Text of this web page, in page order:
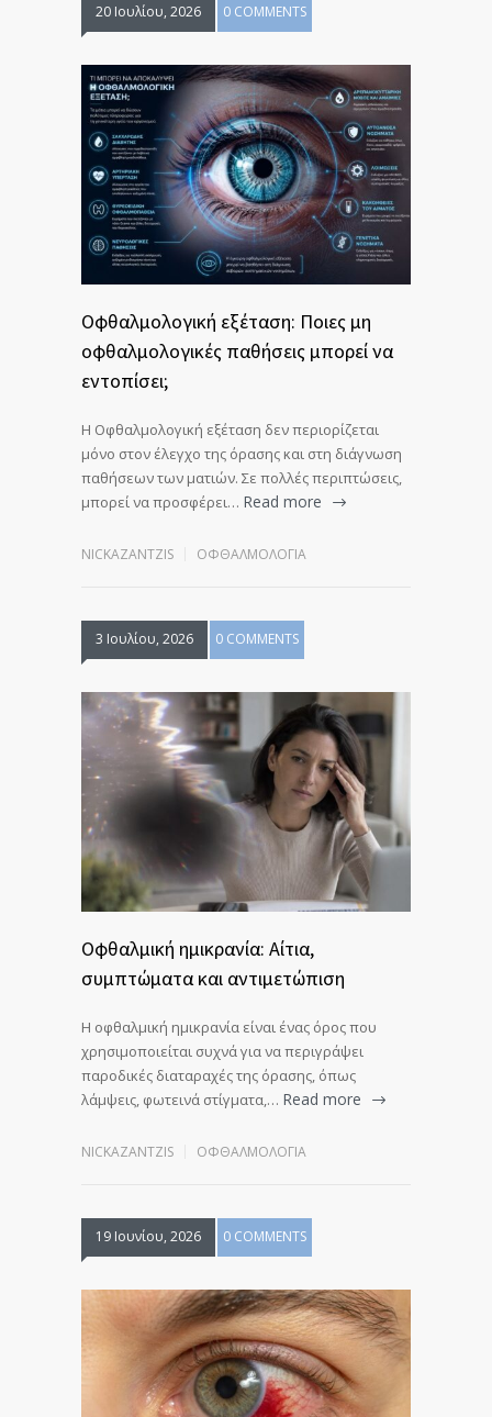
20 Ιουλίου, 2026 0 COMMENTS
Οφθαλμολογική εξέταση: Ποιες μη
οφθαλμολογικές παθήσεις μπορεί να
εντοπίσει;
Η Οφθαλμολογική εξέταση δεν περιορίζεται
μόνο στον έλεγχο της όρασης και στη διάγνωση
παθήσεων των ματιών. Σε πολλές περιπτώσεις,
μπορεί να προσφέρει… Read more
NICKAZANTZIS ΟΦΘΑΛΜΟΛΟΓΊΑ
3 Ιουλίου, 2026 0 COMMENTS
Οφθαλμική ημικρανία: Αίτια,
συμπτώματα και αντιμετώπιση
Η οφθαλμική ημικρανία είναι ένας όρος που
χρησιμοποιείται συχνά για να περιγράψει
παροδικές διαταραχές της όρασης, όπως
λάμψεις, φωτεινά στίγματα,… Read more
NICKAZANTZIS ΟΦΘΑΛΜΟΛΟΓΊΑ
19 Ιουνίου, 2026 0 COMMENTS